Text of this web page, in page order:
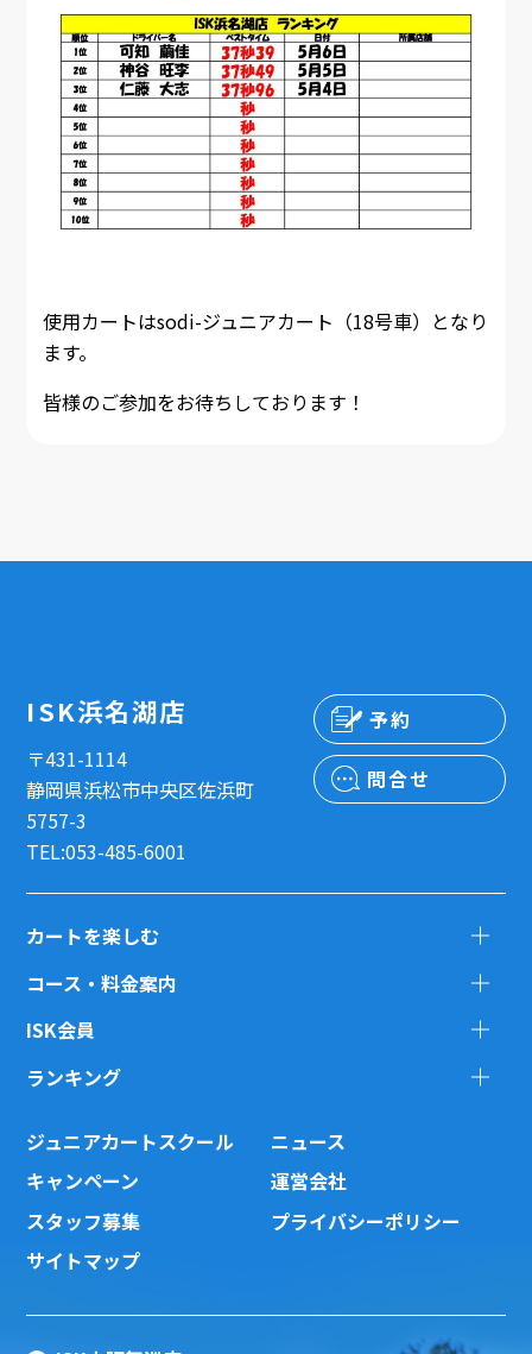
使用カートはsodi-ジュニアカート（18号車）となり
ます。
皆様のご参加をお待ちしております！
ISK浜名湖店
〒431-1114
静岡県浜松市中央区佐浜町
5757-3
TEL:053-485-6001
予約
問合せ
カートを楽しむ
コース・料金案内
ISK会員
ランキング
ジュニアカートスクール
ニュース
キャンペーン
運営会社
スタッフ募集
プライバシーポリシー
サイトマップ